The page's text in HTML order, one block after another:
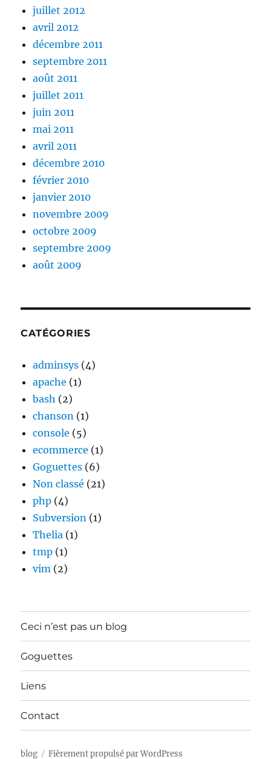
juillet 2012
avril 2012
décembre 2011
septembre 2011
août 2011
juillet 2011
juin 2011
mai 2011
avril 2011
décembre 2010
février 2010
janvier 2010
novembre 2009
octobre 2009
septembre 2009
août 2009
CATÉGORIES
adminsys (4)
apache (1)
bash (2)
chanson (1)
console (5)
ecommerce (1)
Goguettes (6)
Non classé (21)
php (4)
Subversion (1)
Thelia (1)
tmp (1)
vim (2)
Ceci n’est pas un blog
Goguettes
Liens
Contact
blog Fièrement propulsé par WordPress